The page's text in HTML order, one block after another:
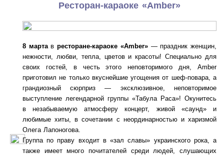
Ресторан-караоке «Аmber»
8 мартавресторане-караоке «Аmber»— праздник женщин,
нежности, любви, тепла, цветов и красоты! Специально для
своих гостей, в честь этого неповторимого дня, Amber
приготовил не только вкуснейшие угощения от шеф-повара, а
грандиозный сюрприз — эксклюзивное, неповторимое
выступление легендарной группы «Табула Раса»! Окунитесь
в незабываемую атмосферу концерт, живой «саунд» и
любимые хиты, в сочетании с неординарностью и харизмой
Олега Лапоногова.
Группа по праву входит в «зал славы» украинского рока, а
также имеет много почитателей среди людей, слушающих